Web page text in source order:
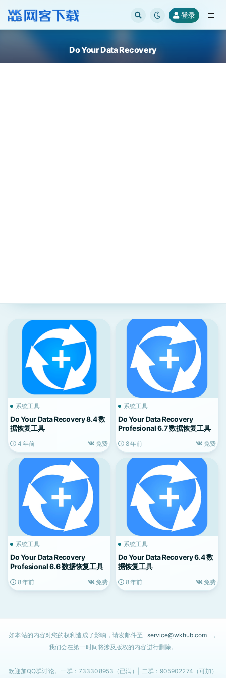
登录
Do Your Data Recovery
系统工具
Do Your Data Recovery 8.4 数
据恢复工具
4 年前 免费
系统工具
Do Your Data Recovery
Profesional 6.7 数据恢复工具
8 年前 免费
系统工具
Do Your Data Recovery
Profesional 6.6 数据恢复工具
8 年前 免费
系统工具
Do Your Data Recovery 6.4 数
据恢复工具
8 年前 免费
如本站的内容对您的权利造成了影响，请发邮件至 service@wkhub.com
，
我们会在第一时间将涉及版权的内容进行删除。
欢迎加QQ群讨论。一群：733308953（已满）| 二群：905902274（可加）
全部